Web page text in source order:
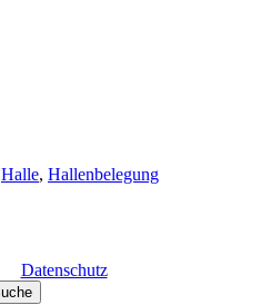
Halle, Hallenbelegung
Datenschutz